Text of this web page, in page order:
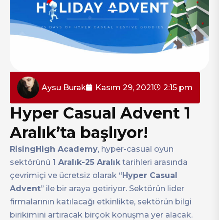
Aysu Burak Kasım 29, 2021 2:15 pm
Hyper Casual Advent 1
Aralık’ta başlıyor!
RisingHigh Academy, hyper-casual oyun
sektörünü 1 Aralık-25 Aralık tarihleri arasında
çevrimiçi ve ücretsiz olarak “Hyper Casual
Advent” ile bir araya getiriyor. Sektörün lider
firmalarının katılacağı etkinlikte, sektörün bilgi
birikimini artıracak birçok konuşma yer alacak.